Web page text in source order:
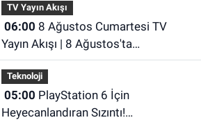
TV Yayın Akışı
06:00
Yayın Akışı | 8 Ağustos'ta
Televizyonda Neler Var? TRT 1, TV8,
NOW TV, Show TV, ATV, Star TV...
Teknoloji
05:00
Heyecanlandıran Sızıntı!